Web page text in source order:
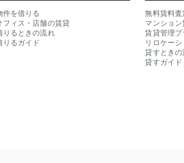
件を借りる
フィス・店舗の賃貸
りるときの流れ
りるガイド
無料賃料査
マンショ
賃貸管理プ
リロケー
貸すときの
貸すガイド